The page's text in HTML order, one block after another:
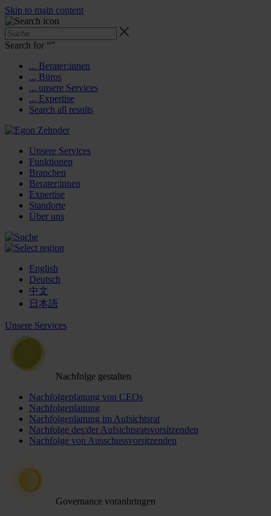
Skip to main content
Search for “”
... Berater:innen
... Büros
... unsere Services
... Expertise
Search all results
Unsere Services
Funktionen
Branchen
Berater:innen
Expertise
Standorte
Über uns
English
Deutsch
中文
日本語
Unsere Services
Nachfolge gestalten
Nachfolgeplanung von CEOs
Nachfolgeplanung
Nachfolgeplanung im Aufsichtsrat
Nachfolge des:der Aufsichtsratsvorsitzenden
Nachfolge von Ausschussvorsitzenden
Governance voranbringen